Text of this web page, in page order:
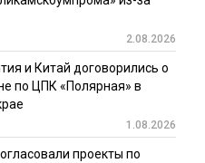
2.08.2026
и Китай договорились о
по ЦПК «Полярная» в
1.08.2026
проекты по